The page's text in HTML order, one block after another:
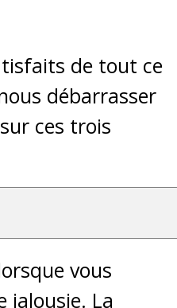
de tout ce
débarrasser
ces trois
vous
jalousie. La